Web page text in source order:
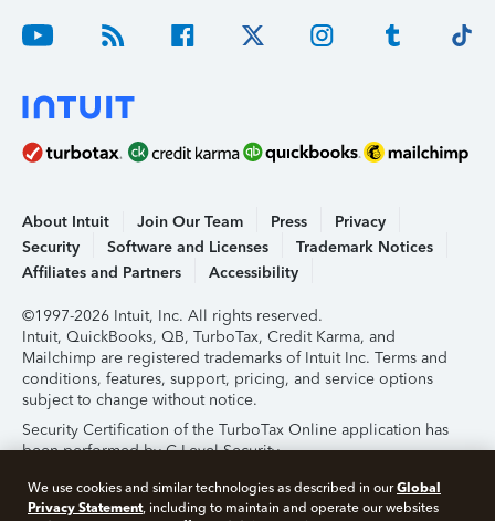
About Intuit Join Our Team Press
Privacy
Security
Software and Licenses
Trademark Notices
Affiliates and Partners
Accessibility
©1997-2026 Intuit, Inc. All rights reserved.
Intuit, QuickBooks, QB, TurboTax, Credit Karma, and
Mailchimp are registered trademarks of Intuit Inc. Terms and
conditions, features, support, pricing, and service options
subject to change without notice.
Security Certification of the TurboTax Online application has
been performed by C-Level Security.
By accessing and using this page you agree to the
Terms of
Use.
We use cookies and similar technologies as described in ourGlobal
Privacy Statement, including to maintain and operate our websites